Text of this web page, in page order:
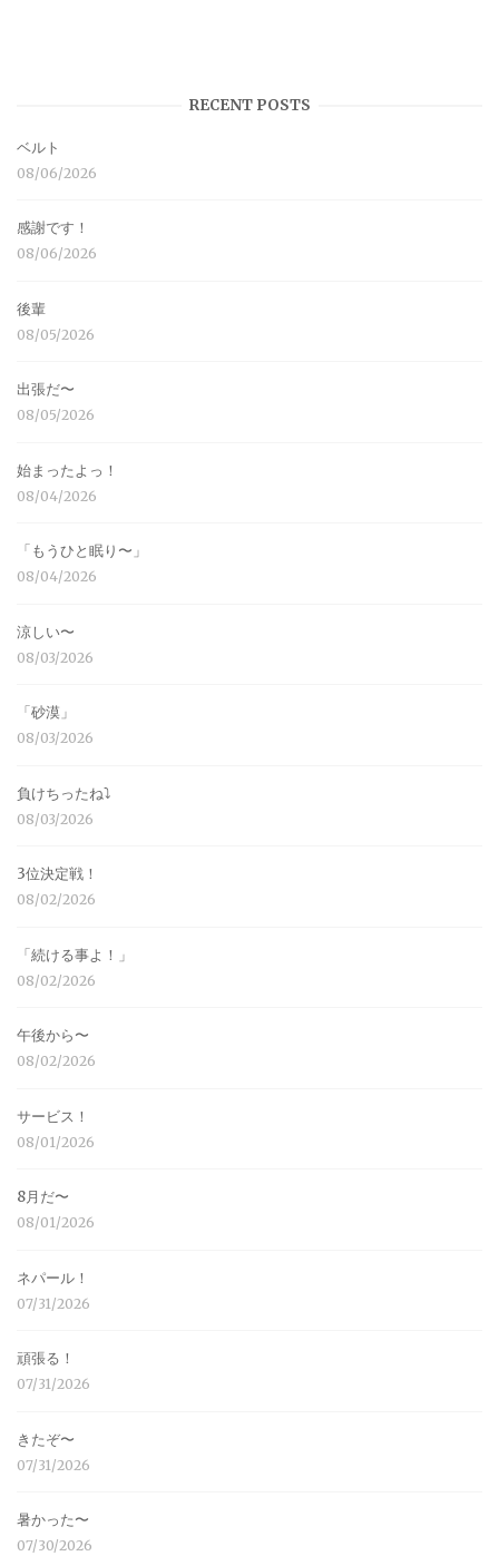
RECENT POSTS
ベルト
08/06/2026
感謝です！
08/06/2026
後輩
08/05/2026
出張だ〜
08/05/2026
始まったよっ！
08/04/2026
「もうひと眠り〜」
08/04/2026
涼しい〜
08/03/2026
「砂漠」
08/03/2026
負けちったね⤵︎
08/03/2026
3位決定戦！
08/02/2026
「続ける事よ！」
08/02/2026
午後から〜
08/02/2026
サービス！
08/01/2026
8月だ〜
08/01/2026
ネパール！
07/31/2026
頑張る！
07/31/2026
きたぞ〜
07/31/2026
暑かった〜
07/30/2026